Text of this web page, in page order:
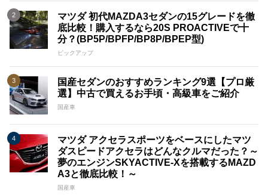
マツダ 初代MAZDA3セダンの15グレードを徹
底比較！購入するなら20S PROACTIVEで十
分？(BP5P/BPFP/BP8P/BPEP型)
ピックアップ
国産セダンのおすすめランキング9選【プロ厳
選】中古で買えるお手頃・高級車をご紹介
国産車
マツダ アクセラスポーツをベースにしたマツ
ダスピードアクセラはどんなクルマだった？～
夢のエンジンSKYACTIVE-Xを搭載するMAZD
A3と徹底比較！～
国産車